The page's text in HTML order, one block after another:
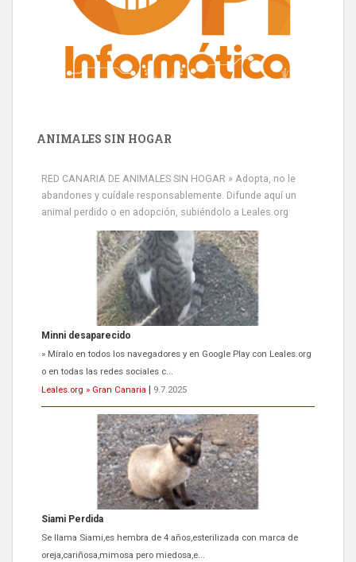
ANIMALES SIN HOGAR
RED CANARIA DE ANIMALES SIN HOGAR » Adopta, no le
abandones y cuídale responsablemente. Difunde aquí un
animal perdido o en adopción, subiéndolo a Leales.org
Minni desaparecido
» Míralo en todos los navegadores y en Google Play con Leales.org
o en todas las redes sociales c...
Leales.org » Gran Canaria
9.7.2025
Siami Perdida
Se llama Siami,es hembra de 4 años,esterilizada con marca de
oreja,cariñosa,mimosa pero miedosa,e...